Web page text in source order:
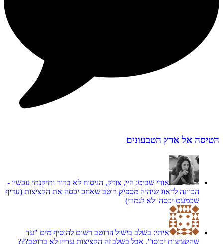
הטיסה אל ארץ הטבעונים
אורי שביט: היי, צודק, הניסוח לא ברור ותיקנתי עכשיו -
הכוונה לדאוג שיהיה מספיק רוטב שאחכ יכסה את הקציצות (עדיף
שכמעט יכסה ולא לגמרי)
איתי: בשלב בישול הרוטב רשום להוסיף מים "עד
שהקציצות יכוסו", אבל בשלב זה הקציצות עדיין לא ברוטב???